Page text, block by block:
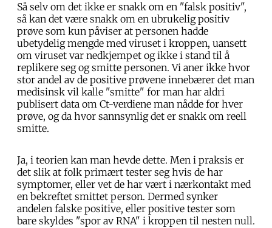
Så selv om det ikke er snakk om en "falsk positiv",
så kan det være snakk om en ubrukelig positiv
prøve som kun påviser at personen hadde
ubetydelig mengde med viruset i kroppen, uansett
om viruset var nedkjempet og ikke i stand til å
replikere seg og smitte personen. Vi aner ikke hvor
stor andel av de positive prøvene innebærer det man
medisinsk vil kalle "smitte" for man har aldri
publisert data om Ct-verdiene man nådde for hver
prøve, og da hvor sannsynlig det er snakk om reell
smitte.
Ja, i teorien kan man hevde dette. Men i praksis er
det slik at folk primært tester seg hvis de har
symptomer, eller vet de har vært i nærkontakt med
en bekreftet smittet person. Dermed synker
andelen falske positive, eller positive tester som
bare skyldes "spor av RNA" i kroppen til nesten null.